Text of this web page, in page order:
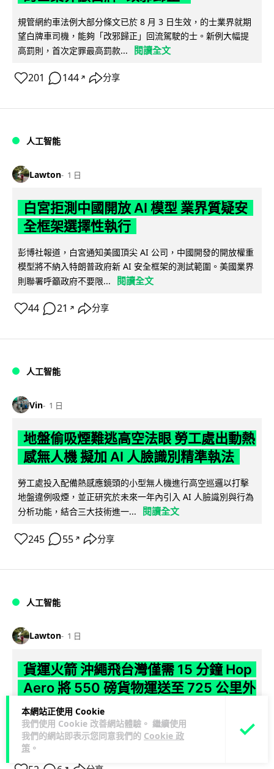
本網站正使用 Cookie
我們使用 Cookie 改善網站體驗。 繼續使用
我們的網站即表示您同意我們的 Cookie 政
策 。
規管網約車法例大部分條文已於 8 月 3 日生效，的士業界就期
望白牌車司機，能夠「改邪歸正」回流駕駛的士。新例大幅提
高罰則，首次定罪最高罰款...
閱讀全文
201 144 ↗ 分享
人工智能
Lawton 1 日
白宮拒測中國開放 AI 模型 業界質疑安
全框架選擇性執行
彭博社報道，白宮通知美國頂尖 AI 公司，中國開發的開放權重
模型將不納入特朗普政府新 AI 安全框架的測試範圍。美國業界
則聯署呼籲政府不要限...
閱讀全文
44 21 ↗ 分享
人工智能
Vin 1 日
地盤偷吸煙難逃高空法眼 勞工處出動熱
感無人機 擬加 AI 人臉識別精準執法
勞工處投入配備熱感應鏡頭的小型無人機進行高空巡邏以打擊
地盤違例吸煙，並正研究於未來一年內引入 AI 人臉識別與行為
分析功能，結合三大技術進一...
閱讀全文
245 55 ↗ 分享
人工智能
Lawton 1 日
貨運火箭 沖繩飛台灣僅需 15 分鐘 Hop
Aero 將 550 磅貨物運送至 725 公里外
【真正用火箭送貨】美國初創 Hop Aero 公開自動駕駛貨運火
箭，聲稱可在 15 分鐘內將 250 公斤物資投送 750 公里外，並
以沖繩... 閱讀全文